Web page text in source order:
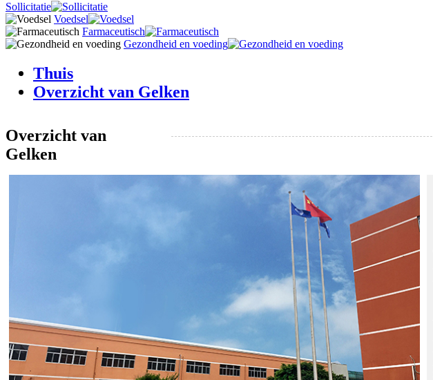
Sollicitatie
Voedsel
Farmaceutisch
Gezondheid en voeding
Thuis
Overzicht van Gelken
Overzicht van
Gelken